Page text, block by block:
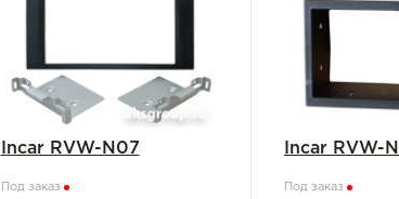
Incar RVW-N07
Под заказ
Incar RVW-
Под заказ